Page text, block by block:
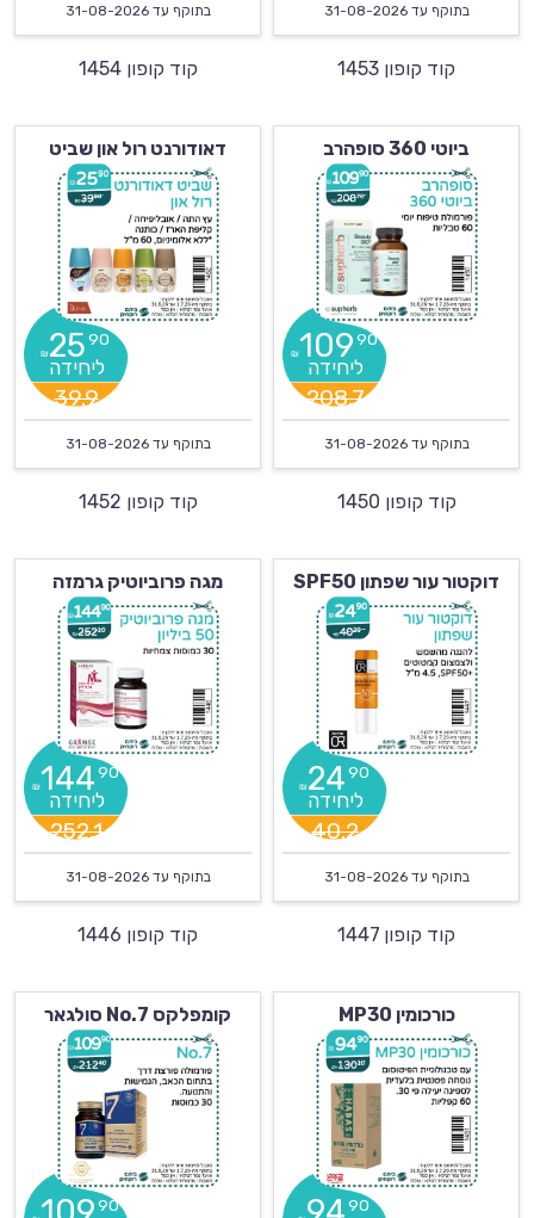
בתוקף עד31-08-2026
קוד קופון 1453
בתוקף עד31-08-2026
קוד קופון 1454
ביוטי 360 סופהרב
₪10990
208.7
בתוקף עד31-08-2026
קוד קופון 1450
דאודורנט רול און שביט
₪2590
39.9
בתוקף עד31-08-2026
קוד קופון 1452
דוקטור עור שפתון SPF50
₪2490
40.2
בתוקף עד31-08-2026
קוד קופון 1447
מגה פרוביוטיק גרמזה
₪14490
252.1
בתוקף עד31-08-2026
קוד קופון 1446
כורכומין MP30
90
קומפלקס No.7 סולגאר
90